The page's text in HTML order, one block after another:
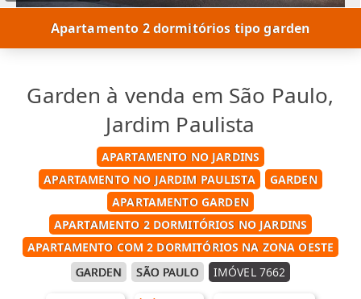
Apartamento 2 dormitórios tipo garden
Garden à venda em São Paulo,
Jardim Paulista
APARTAMENTO NO JARDINS
APARTAMENTO NO JARDIM PAULISTA
GARDEN
APARTAMENTO GARDEN
APARTAMENTO 2 DORMITÓRIOS NO JARDINS
APARTAMENTO COM 2 DORMITÓRIOS NA ZONA OESTE
GARDEN
SÃO PAULO IMÓVEL 7662